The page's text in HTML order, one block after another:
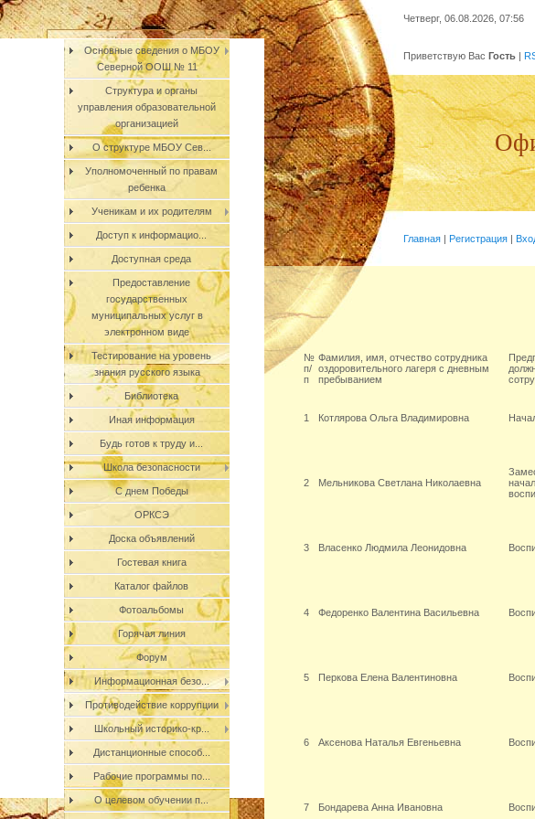
Основные сведения о МБОУ
Северной ООШ № 11
Структура и органы
управления образовательной
организацией
О структуре МБОУ Сев...
Уполномоченный по правам
ребенка
Ученикам и их родителям
Доступ к информацио...
Доступная среда
Предоставление
государственных
муниципальных услуг в
электронном виде
Тестирование на уровень
знания русского языка
Библиотека
Иная информация
Будь готов к труду и...
Школа безопасности
С днем Победы
ОРКСЭ
Доска объявлений
Гостевая книга
Каталог файлов
Фотоальбомы
Горячая линия
Форум
Информационная безо...
Противодействие коррупции
Школьный историко-кр...
Дистанционные способ...
Рабочие программы по...
О целевом обучении п...
Четверг, 06.08.2026, 07:56
Приветствую Вас Гость |
Главная | Регистрация |
№
п/
п
Фамилия, имя, отчество сотрудника
оздоровительного лагеря с дневным
пребыванием
1 Котлярова Ольга Владимировна
2 Мельникова Светлана Николаевна
3 Власенко Людмила Леонидовна
4 Федоренко Валентина Васильевна
5 Перкова Елена Валентиновна
6 Аксенова Наталья Евгеньевна
7 Бондарева Анна Ивановна